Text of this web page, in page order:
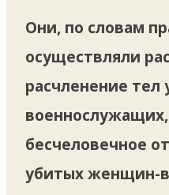
Они, по словам
осуществляли
расчленение тел
бесчеловечное
убитых женщин-